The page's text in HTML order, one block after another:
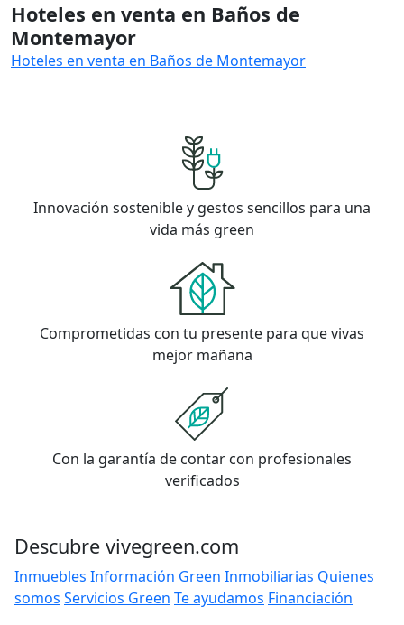
Hoteles en venta en Baños de
Montemayor
Hoteles en venta en Baños de Montemayor
Innovación sostenible y gestos sencillos para una
vida más green
Comprometidas con tu presente para que vivas
mejor mañana
Con la garantía de contar con profesionales
verificados
Descubre vivegreen.com
Inmuebles Información Green Inmobiliarias Quienes
somos Servicios Green Te ayudamos Financiación